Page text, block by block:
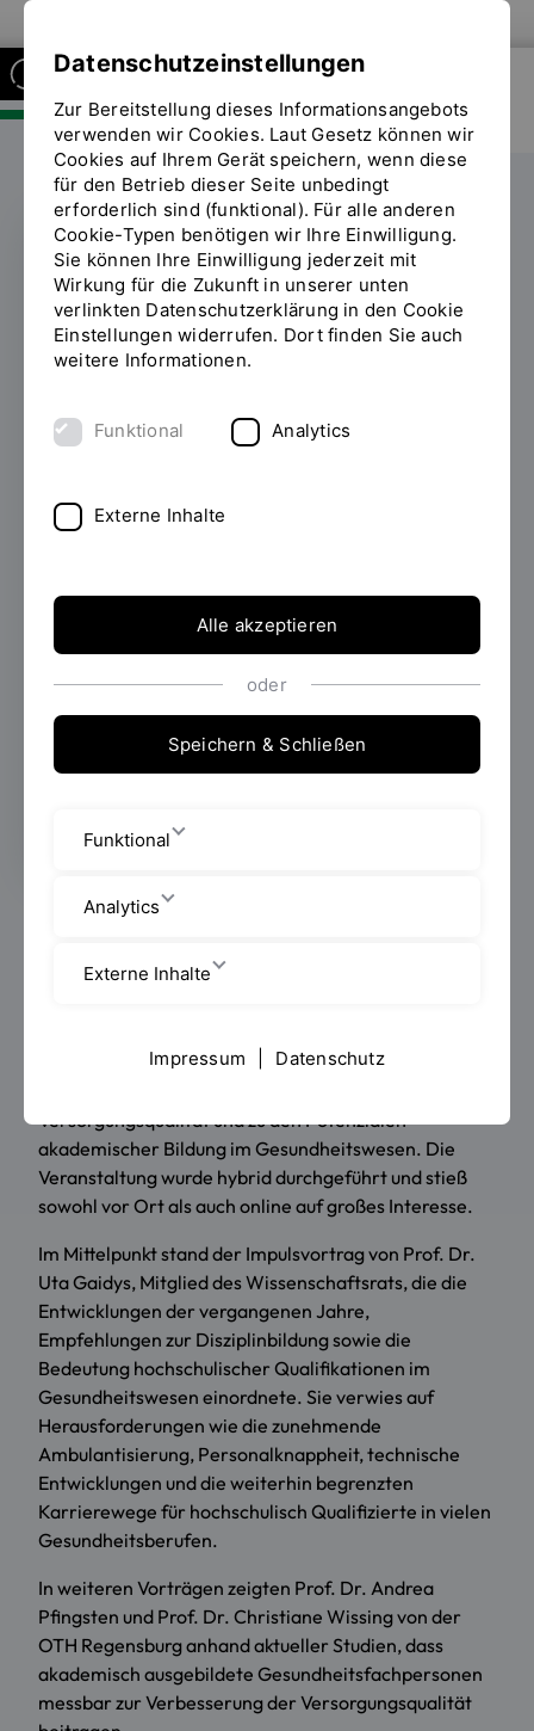
FAKULTÄT SOZIAL- UND
GESUNDHEITSWISSENSCHAFTEN
SYMPOSIUM
Symposium zeigt
Bedeutung der
Akademisierung für die
28.11.2025 Wer Hebamme werden will, muss
Pflegepersonal, Logopädinnen und
Logopäden sowie Physiotherapeutinnen und
Hochschulabsolventinnen und -absolventen.
drehte sich nun ein Symposium an der OTH
Unter dem Titel „Gesundheitsberufe akademisieren –
November 2025 an der OTH Regensburg ein
Praxis diskutierten zentrale Fragen zur Zukunft der
Versorgungsqualität und zu den Potenzialen
akademischer Bildung im Gesundheitswesen. Die
Veranstaltung wurde hybrid durchgeführt und stieß
sowohl vor Ort als auch online auf großes Interesse.
Im Mittelpunkt stand der Impulsvortrag von Prof. Dr.
Uta Gaidys, Mitglied des Wissenschaftsrats, die die
Entwicklungen der vergangenen Jahre,
Empfehlungen zur Disziplinbildung sowie die
Bedeutung hochschulischer Qualifikationen im
Gesundheitswesen einordnete. Sie verwies auf
Herausforderungen wie die zunehmende
Ambulantisierung, Personalknappheit, technische
Entwicklungen und die weiterhin begrenzten
Karrierewege für hochschulisch Qualifizierte in vielen
Gesundheitsberufen.
In weiteren Vorträgen zeigten Prof. Dr. Andrea
Pfingsten und Prof. Dr. Christiane Wissing von der
OTH Regensburg anhand aktueller Studien, dass
akademisch ausgebildete Gesundheitsfachpersonen
messbar zur Verbesserung der Versorgungsqualität
Datenschutzeinstellungen
Zur Bereitstellung dieses Informationsangebots
verwenden wir Cookies. Laut Gesetz können wir
Cookies auf Ihrem Gerät speichern, wenn diese
für den Betrieb dieser Seite unbedingt
erforderlich sind (funktional). Für alle anderen
Cookie-Typen benötigen wir Ihre Einwilligung.
Sie können Ihre Einwilligung jederzeit mit
Wirkung für die Zukunft in unserer unten
verlinkten Datenschutzerklärung in den Cookie
Einstellungen widerrufen. Dort finden Sie auch
weitere Informationen.
Funktional Analytics
Externe Inhalte
Alle akzeptieren
oder
Speichern & Schließen
Funktional
Analytics
Externe Inhalte
Impressum Datenschutz